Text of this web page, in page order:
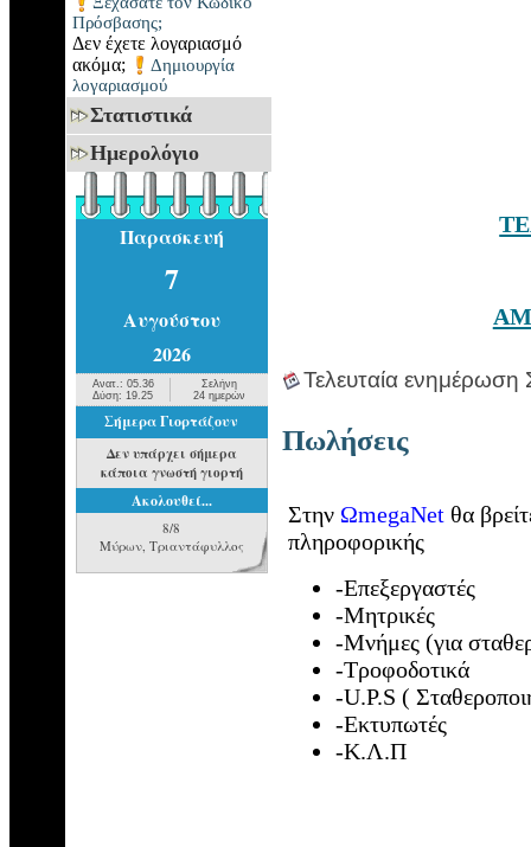
Τελευταία
Πωλήσεις
Στην ΩmegaNet θα
πληροφορικής
-Επεξεργαστές
-Μητρικές
-Μνήμες (για
-Τροφοδοτικά
-U.P.S (
-Εκτυπωτές
-Κ.Λ.Π
Πρόσβασης;
Δεν έχετε λογαριασμό
ακόμα;
Δημιουργία
λογαριασμού
Στατιστικά
Ημερολόγιο
Παρασκευή
7
Αυγούστου
2026
Ανατ.: 05.36
Δύση: 19.25
Σελήνη
24 ημερών
Σήμερα Γιορτάζουν
Δεν υπάρχει σήμερα
κάποια γνωστή γιορτή
Ακολουθεί...
8/8
Μύρων, Τριαντάφυλλος